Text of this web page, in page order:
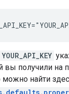
YOUR_API_KEY
вы получили на
найти